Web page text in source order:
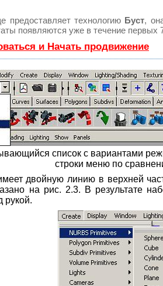
предоставляет технологию Буст,
появляются уже в течение первых
и Начать продвижение
список с вариантами
строки меню по
двойную линию в верхней
на рис. 2.3. В результате
рукой.